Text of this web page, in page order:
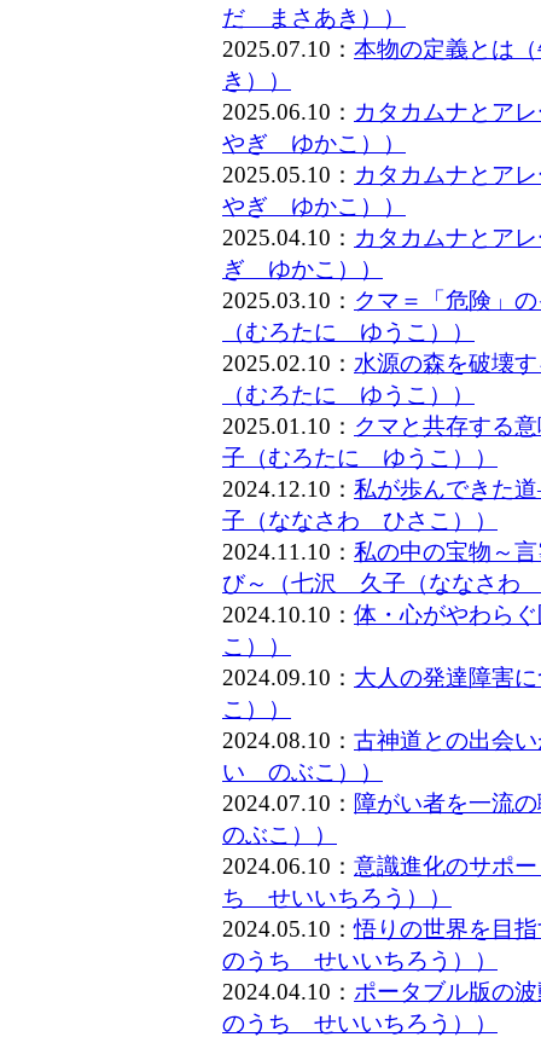
だ まさあき））
2025.07.10： 本物の定義とは
き））
2025.06.10： カタカムナとア
やぎ ゆかこ））
2025.05.10： カタカムナとア
やぎ ゆかこ））
2025.04.10： カタカムナとア
ぎ ゆかこ））
2025.03.10： クマ＝「危険」
（むろたに ゆうこ））
2025.02.10： 水源の森を破壊
（むろたに ゆうこ））
2025.01.10： クマと共存する
子（むろたに ゆうこ））
2024.12.10： 私が歩んできた
子（ななさわ ひさこ））
2024.11.10： 私の中の宝物～
び～（七沢 久子（ななさわ
2024.10.10： 体・心がやわら
こ））
2024.09.10： 大人の発達障害
こ））
2024.08.10： 古神道との出会
い のぶこ））
2024.07.10： 障がい者を一流
のぶこ））
2024.06.10： 意識進化のサポ
ち せいいちろう））
2024.05.10：悟りの世界を目
のうち せいいちろう））
2024.04.10： ポータブル版の
のうち せいいちろう））